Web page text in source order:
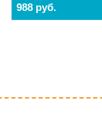
988 руб.